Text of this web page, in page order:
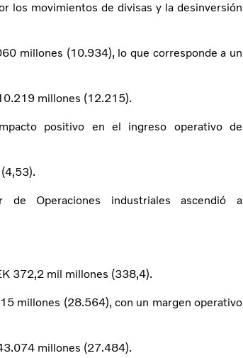
los movimientos de divisas y la desinversión
millones (10.934), lo que corresponde a un
millones (12.215).
positivo en el ingreso operativo de
Operaciones industriales ascendió a
372,2 mil millones (338,4).
millones (28.564), con un margen operativo
millones (27.484).